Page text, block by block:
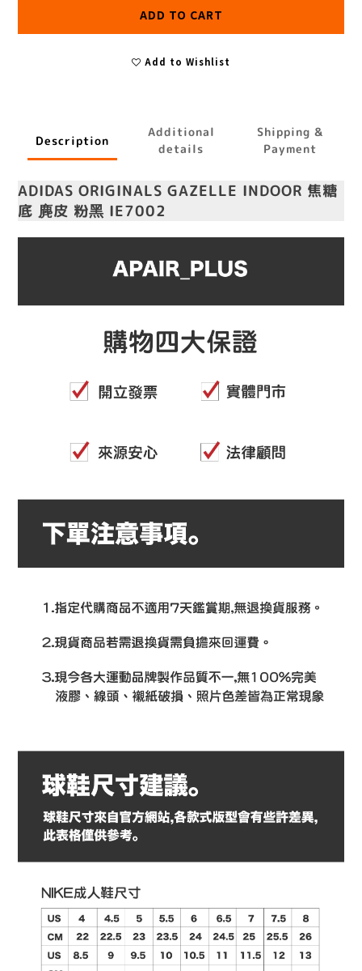
ADD TO CART
Add to Wishlist
Description
Additional
details
Shipping &
Payment
ADIDAS ORIGINALS GAZELLE INDOOR 焦糖
底 麂皮 粉黑 IE7002